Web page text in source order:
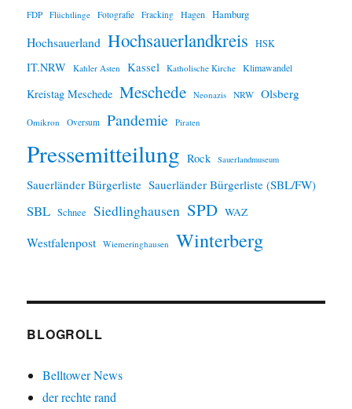
FDP Flüchtlinge Fotografie Fracking Hagen Hamburg
Hochsauerland Hochsauerlandkreis HSK
IT.NRW Kahler Asten Kassel Katholische Kirche Klimawandel
Kreistag Meschede Meschede Neonazis NRW Olsberg
Omikron Oversum Pandemie Piraten
Pressemitteilung Rock Sauerlandmuseum
Sauerländer Bürgerliste Sauerländer Bürgerliste (SBL/FW)
SBL Schnee Siedlinghausen SPD WAZ
Westfalenpost Wiemeringhausen Winterberg
BLOGROLL
Belltower News
der rechte rand